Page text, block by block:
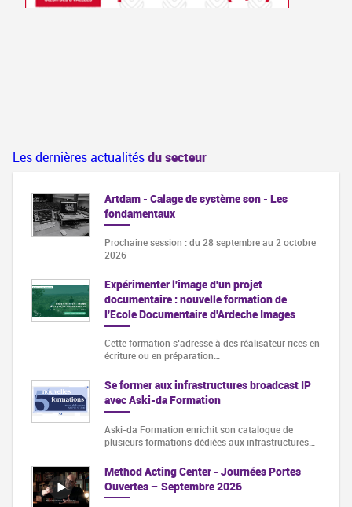
Les dernières actualitésdu secteur
Artdam - Calage de système son - Les
fondamentaux
Prochaine session : du 28 septembre au 2 octobre
2026
Expérimenter l'image d'un projet
documentaire : nouvelle formation de
l'Ecole Documentaire d'Ardeche Images
Cette formation s‘adresse à des réalisateur·rices en
écriture ou en préparation…
Se former aux infrastructures broadcast IP
avec Aski-da Formation
Aski-da Formation enrichit son catalogue de
plusieurs formations dédiées aux infrastructures…
Method Acting Center - Journées Portes
Ouvertes – Septembre 2026